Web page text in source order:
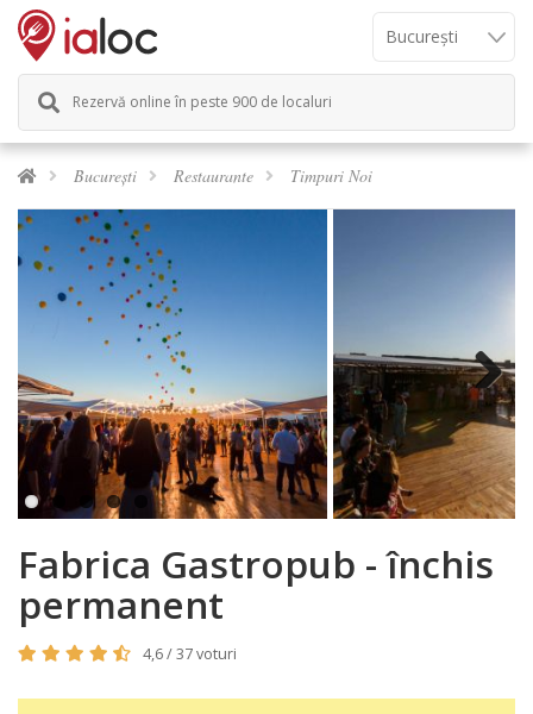
Rezervă online în peste 900 de localuri
București Restaurante Timpuri Noi
Previous Next
Fabrica Gastropub - închis
permanent
4,6 / 37 voturi